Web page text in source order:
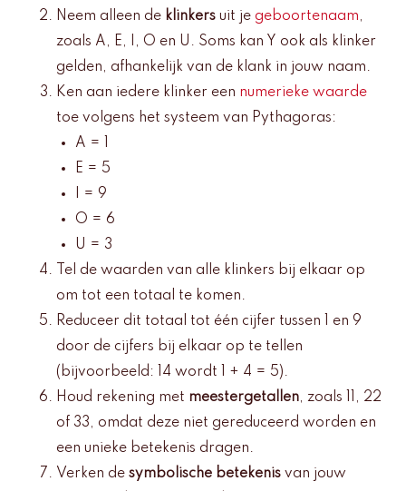
Neem alleen de klinkers uit je geboortenaam,
zoals A, E, I, O en U. Soms kan Y ook als klinker
gelden, afhankelijk van de klank in jouw naam.
Ken aan iedere klinker een numerieke waarde
toe volgens het systeem van Pythagoras:
A = 1
E = 5
I = 9
O = 6
U = 3
Tel de waarden van alle klinkers bij elkaar op
om tot een totaal te komen.
Reduceer dit totaal tot één cijfer tussen 1 en 9
door de cijfers bij elkaar op te tellen
(bijvoorbeeld: 14 wordt 1 + 4 = 5).
Houd rekening met meestergetallen, zoals 11, 22
of 33, omdat deze niet gereduceerd worden en
een unieke betekenis dragen.
Verken de symbolische betekenis van jouw